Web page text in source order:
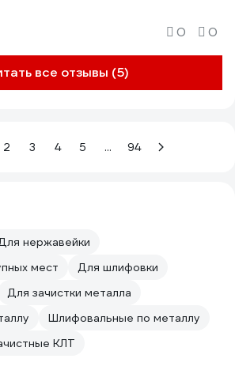
все отзывы (5)
0 0
2 3 4 5 ... 94
нержавейки
мест
Для шлифовки
Для зачистки металла
Шлифовальные по металлу
КЛТ